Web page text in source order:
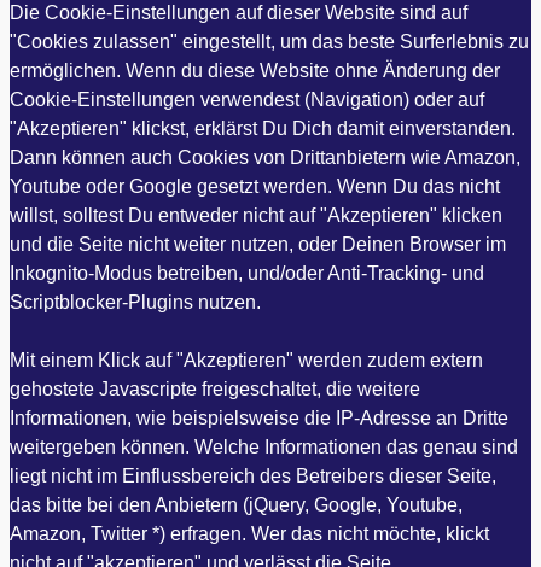
Die Cookie-Einstellungen auf dieser Website sind auf
"Cookies zulassen" eingestellt, um das beste Surferlebnis zu
ermöglichen. Wenn du diese Website ohne Änderung der
Cookie-Einstellungen verwendest (Navigation) oder auf
"Akzeptieren" klickst, erklärst Du Dich damit einverstanden.
Dann können auch Cookies von Drittanbietern wie Amazon,
Youtube oder Google gesetzt werden. Wenn Du das nicht
willst, solltest Du entweder nicht auf "Akzeptieren" klicken
und die Seite nicht weiter nutzen, oder Deinen Browser im
Inkognito-Modus betreiben, und/oder Anti-Tracking- und
Scriptblocker-Plugins nutzen.
Mit einem Klick auf "Akzeptieren" werden zudem extern
gehostete Javascripte freigeschaltet, die weitere
Informationen, wie beispielsweise die IP-Adresse an Dritte
weitergeben können. Welche Informationen das genau sind
liegt nicht im Einflussbereich des Betreibers dieser Seite,
das bitte bei den Anbietern (jQuery, Google, Youtube,
Amazon, Twitter *) erfragen. Wer das nicht möchte, klickt
nicht auf "akzeptieren" und verlässt die Seite.